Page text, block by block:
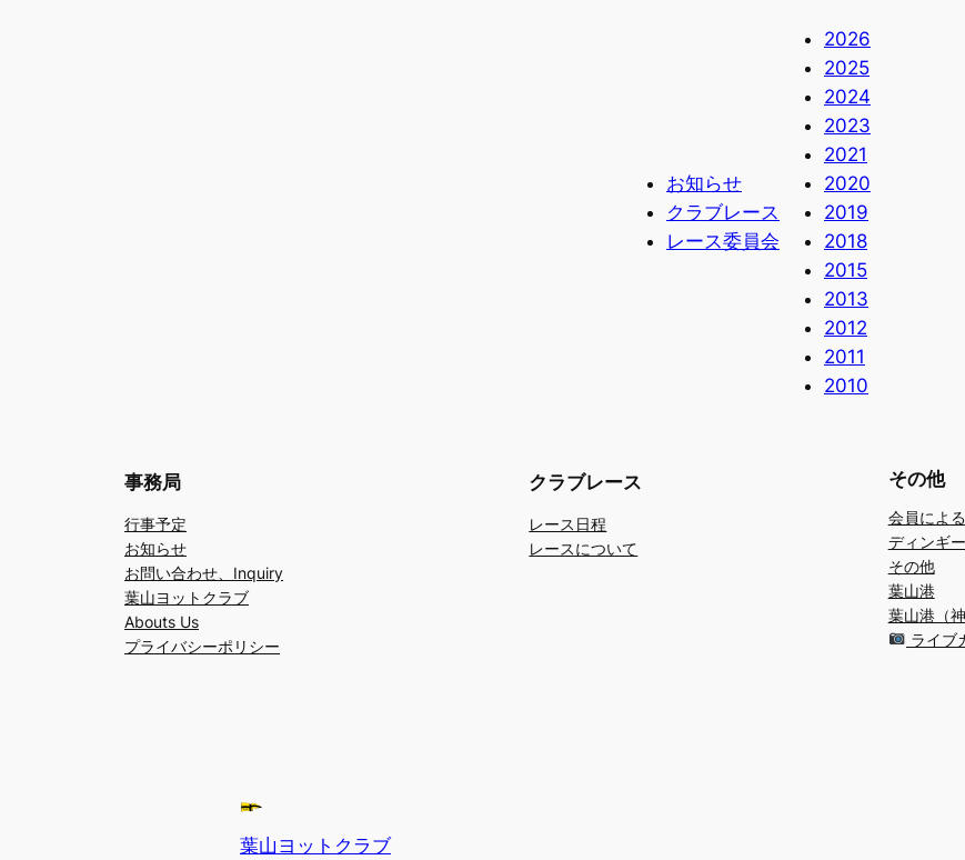
お知らせ
クラブレース
レース委員会
2026
2025
2024
2023
2021
2020
2019
2018
2015
2013
2012
2011
2010
事務局
行事予定
お知らせ
お問い合わせ、Inquiry
葉山ヨットクラブ
Abouts Us
プライバシーポリシー
クラブレース
レース日程
レースについて
その他
会員によ
ディンギー
その他
葉山港
葉山港（神
ライブ
葉山ヨットクラブ